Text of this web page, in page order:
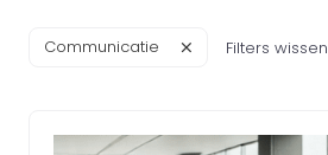
Communicatie Filters wissen